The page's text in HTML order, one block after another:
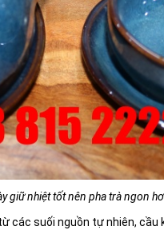
giữ nhiệt tốt nên pha trà ngon
các suối nguồn tự nhiên, cầu